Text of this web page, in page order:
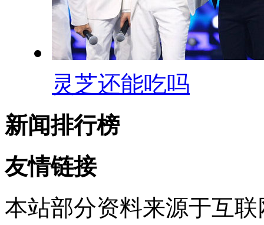
灵芝还能吃吗
新闻排行榜
友情链接
本站部分资料来源于互